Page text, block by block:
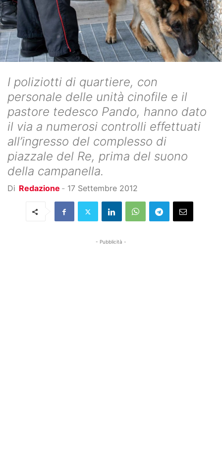
I poliziotti di quartiere, con
personale delle unità cinofile e il
pastore tedesco Pando, hanno dato
il via a numerosi controlli effettuati
all’ingresso del complesso di
piazzale del Re, prima del suono
della campanella.
Di Redazione - 17 Settembre 2012
- Pubblicità -